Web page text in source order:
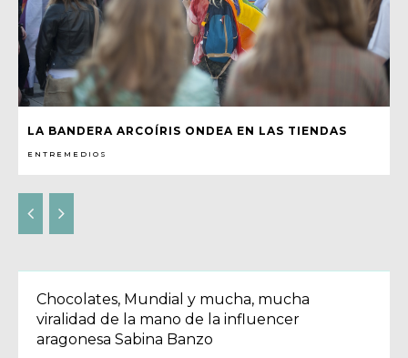
LA BANDERA ARCOÍRIS ONDEA EN LAS TIENDAS
ENTREMEDIOS
Chocolates, Mundial y mucha, mucha
viralidad de la mano de la influencer
aragonesa Sabina Banzo